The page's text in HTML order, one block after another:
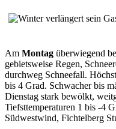
Am Montag überwiegend
gebietsweise Regen,
durchweg Schneefall.
bis 4 Grad. Schwacher bis
Dienstag stark bewölkt,
Tiefsttemperaturen 1 bis -4
Südwestwind, Fichtelberg